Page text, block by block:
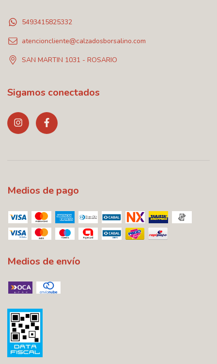
5493415825332
atencioncliente@calzadosborsalino.com
SAN MARTIN 1031 - ROSARIO
Sigamos conectados
Medios de pago
Medios de envío